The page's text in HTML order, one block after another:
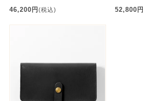
46,200円 (税込) 52,800円